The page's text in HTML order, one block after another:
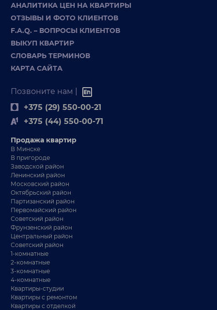
АНАЛИТИКА ЦЕН НА КВАРТИРЫ
ОТЗЫВЫ И ФОТО КЛИЕНТОВ
F.A.Q. – ВОПРОСЫ КЛИЕНТОВ
ВЫКУП КВАРТИР
СЛОВАРЬ ТЕРМИНОВ
КАРТА САЙТА
Позвоните нам |
+375 (29) 550-00-21
+375 (44) 550-00-71
Продажа квартир
В Минске
В пригороде
Заводской район
Ленинский район
Московский район
Октябрьский район
Партизанский район
Первомайский район
Советский район
Фрунзенский район
Центральный район
Советский район
1-комнатные
2-комнатные
3-комнатные
4-комнатные
Квартиры-студии
Квартиры с ремонтом
Квартиры с отделкой